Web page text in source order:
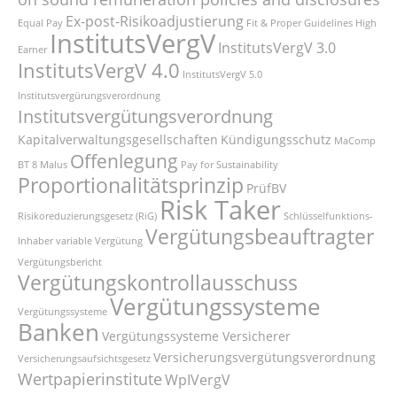
Equal Pay Ex-post-Risikoadjustierung Fit & Proper Guidelines High
Earner InstitutsVergV InstitutsVergV 3.0
InstitutsVergV 4.0 InstitutsVergV 5.0
Institutsvergürungsverordnung
Institutsvergütungsverordnung
Kapitalverwaltungsgesellschaften Kündigungsschutz MaComp
BT 8 Malus Offenlegung Pay for Sustainability
Proportionalitätsprinzip PrüfBV
Risikoreduzierungsgesetz (RiG) Risk Taker Schlüsselfunktions-
Inhaber variable Vergütung Vergütungsbeauftragter
Vergütungsbericht
Vergütungskontrollausschuss
Vergütungssysteme Vergütungssysteme
Banken Vergütungssysteme Versicherer
Versicherungsaufsichtsgesetz Versicherungsvergütungsverordnung
WertpapierinstituteWpIVergV